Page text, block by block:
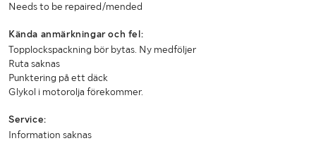
Needs to be repaired/mended
Kända anmärkningar och fel:
Topplockspackning bör bytas. Ny medföljer
Ruta saknas
Punktering på ett däck
Glykol i motorolja förekommer.
Service:
Information saknas